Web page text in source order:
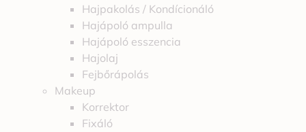
Hajpakolás / Kondícionáló
Hajápoló ampulla
Hajápoló esszencia
Hajolaj
Fejbőrápolás
Makeup
Korrektor
Fixáló